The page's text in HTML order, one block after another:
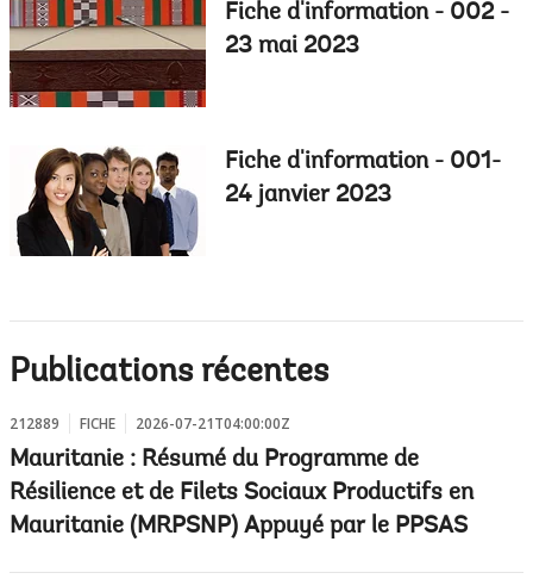
option,
leaving
page
Fiche d'information - 002 -
23 mai 2023
Fiche d'information - 001-
24 janvier 2023
Publications récentes
212889 FICHE 2026-07-21T04:00:00Z
Mauritanie : Résumé du Programme de
Résilience et de Filets Sociaux Productifs en
Mauritanie (MRPSNP) Appuyé par le PPSAS